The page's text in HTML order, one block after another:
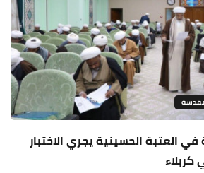
العتبة الحسينية يجري الاختبار